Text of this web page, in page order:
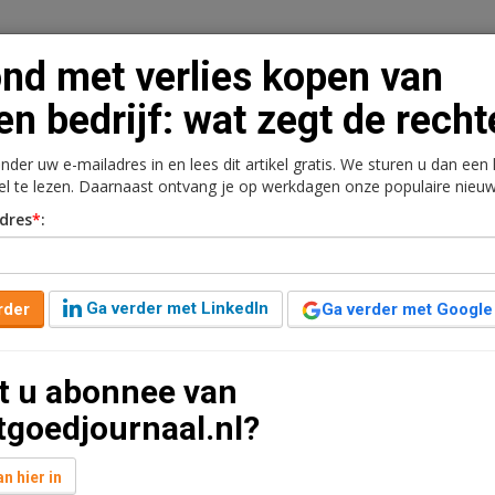
Vacaturebank Contact Abonnementen
van eigen bedrijf: wat
2 minuten leestijd
onder de kostprijs verwerft, daarvan
een verkapte winstuitdeling. Maar Rechtbank
met verlies kopen van
bedrijf: wat zegt de
uw e-mailadres in en lees dit artikel gratis. We sturen u dan een
te lezen. Daarnaast ontvang je op werkdagen onze populaire
*:
Ga verder met LinkedIn Ga verder met Google
u abonnee van
hier in